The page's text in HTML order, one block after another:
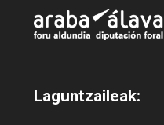
Laguntzaileak: